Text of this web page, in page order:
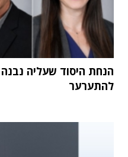
הנחת היסוד שעליה
להתערער